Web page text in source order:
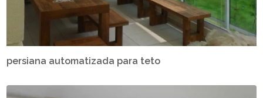
persiana automatizada para teto